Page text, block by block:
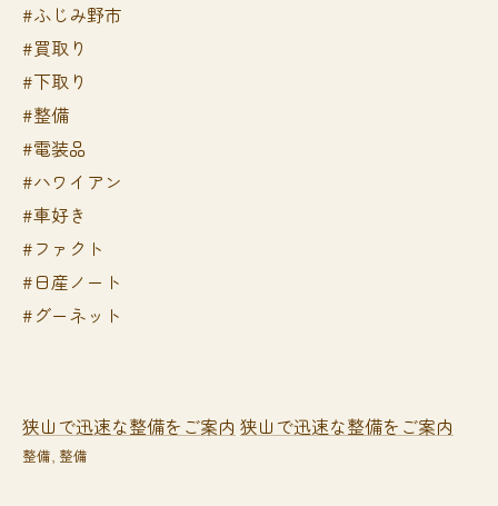
#ふじみ野市
#買取り
#下取り
#整備
#電装品
#ハワイアン
#車好き
#ファクト
#日産ノート
#グーネット
狭山で迅速な整備をご案内 狭山で迅速な整備をご案内
整備 整備